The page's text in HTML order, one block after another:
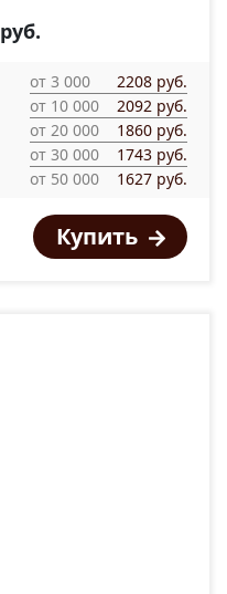
руб.
от 3 000
2208 руб.
от 10 000
2092 руб.
от 20 000
1860 руб.
от 30 000
1743 руб.
от 50 000
1627 руб.
Купить